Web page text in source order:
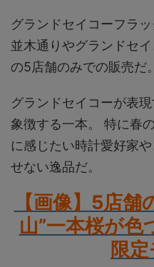
グランドセイコーフラ
並木通りやグランドセ
の5店舗のみでの販売だ。
グランドセイコーが表
象徴する一本。 特に春
に感じたい時計愛好家
せない逸品だ。
【画像】5店
山”一本桜が色
限